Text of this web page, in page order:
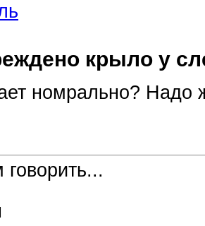
крыло у
номрально? Надо